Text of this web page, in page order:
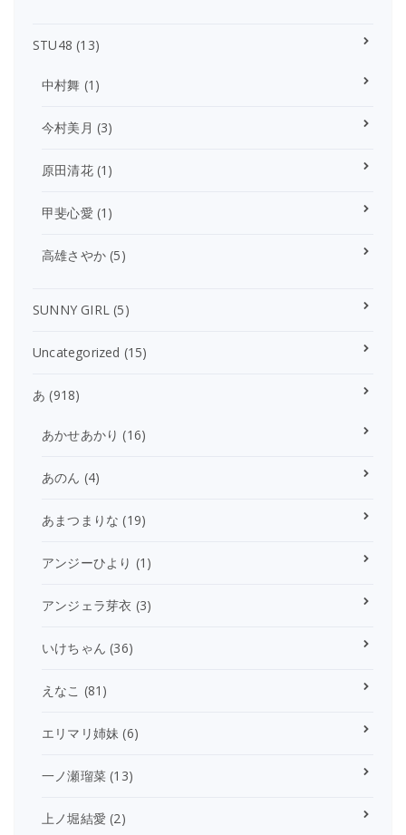
STU48 (13)
中村舞 (1)
今村美月 (3)
原田清花(1)
甲斐心愛 (1)
高雄さやか (5)
SUNNY GIRL (5)
Uncategorized (15)
あ (918)
あかせあかり (16)
あのん (4)
あまつまりな (19)
アンジーひより (1)
アンジェラ芽衣 (3)
いけちゃん (36)
えなこ (81)
エリマリ姉妹 (6)
一ノ瀬瑠菜 (13)
上ノ堀結愛 (2)